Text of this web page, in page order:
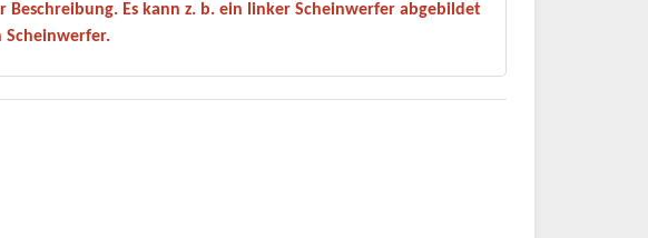
Es kann z. b. ein linker Scheinwerfer abgebildet